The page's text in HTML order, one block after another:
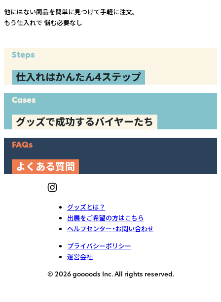
他にはない商品を簡単に見つけて手軽に注文。
もう仕入れで 悩む必要なし
Steps
仕入れはかんたん4ステップ
Cases
グッズで成功するバイヤーたち
FAQs
よくある質問
グッズとは？
出展をご希望の方はこちら
ヘルプセンター・お問い合わせ
プライバシーポリシー
運営会社
© 2026 goooods Inc. All rights reserved.